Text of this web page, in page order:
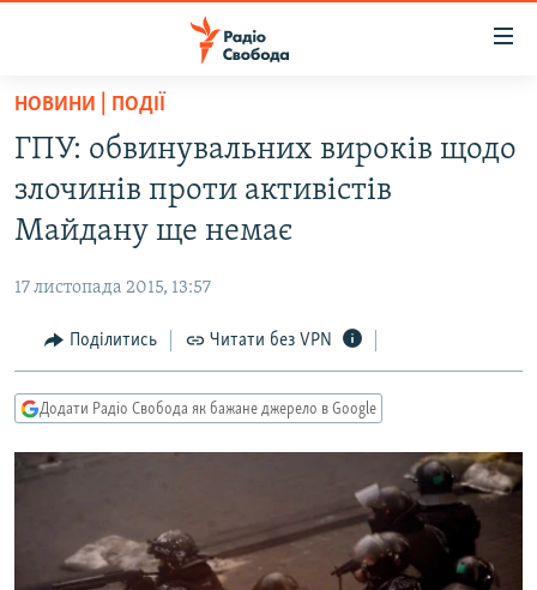
Перейти
основного
матеріалу
Перейти
до
основної
Перейти
до
пошуку
РАДІО СВОБОДА – 70 РОКІВ
СТАТТІ
ЕКОНОМІКА
СУСПІЛЬСТВО
УКРАЇНА
РОСІЙСЬКА «ФІЛЬТРАЦІЯ»
ДОНБАС.РЕАЛІЇ
ТИ ЯК?
СХЕМИ
МУЛЬТИМЕДІА
НОВИНИ | ПОДІЇ
ГПУ: обвинувальних вироків щодо
злочинів проти активістів
Майдану ще немає
17 листопада 2015, 13:57
Поділитись Читати без VPN
Додати Радіо Свобода як бажане джерело в Google